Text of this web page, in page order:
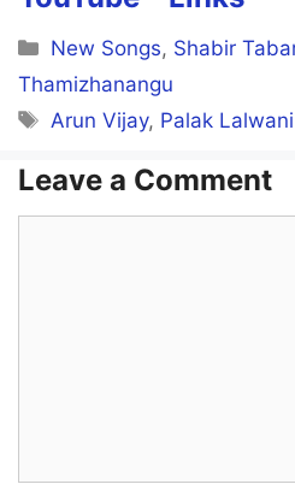
Thunaiyai Varuvaen Naan
Endrum Unnoodu
Ovvoru Nodiyum Unargiraen
Categories
New Songs, Shabir
Thamizhanangu
Tags
Arun Vijay, Palak Lalwani
Leave a Comment